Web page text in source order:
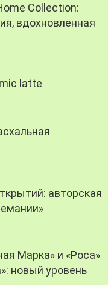
Collection:
вдохновленная
latte
авторская
Марка» и «Роса»
новый уровень